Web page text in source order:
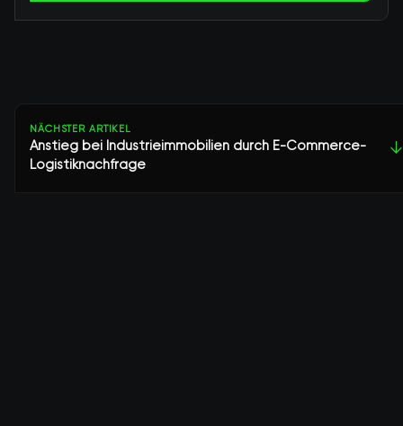
NÄCHSTER ARTIKEL
Anstieg bei Industrieimmobilien durch E-Commerce-
Logistiknachfrage
↓